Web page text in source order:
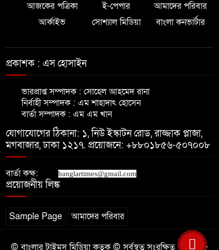
উদ্বোধন অনুষ্ঠিত।
অভিযোগ
প্রচার-প্রচারণা বৃদ্ধির লক্ষে মতবিনিময়
আপনারা বাংলাদেশের পতাকাবাহী
একএকজন এম্বাসেডর মাদারীপুরে-
নৌপ্রতিমন্ত্রী
আজকের পত্রিকা ই-পেপার
আমাদের পরিবার
আর্কাইভ
সোশ্যাল মিডিয়া বাংলা কনভার্টার
প্রকাশক : এস হোসাইন
ভারপ্রাপ্ত সম্পাদক : সোহেল আহমেদ রানা
নির্বাহী সম্পাদক : এম শাহাদাৎ হোসেন
বার্তা সম্পাদক : এম এম খান
যোগাযোগের ঠিকানা: ১, নিউ ইস্কাটন রোড, রাজ্জাক প্লাজা,
মগবাজার, ঢাকা ১২১৭. প্রয়োজনে: +৮৮০১৮৫৬-৫০৭০০৮
বার্তা কক্ষ: banglartimes@gmail.com
প্রয়োজনীয় লিঙ্ক
Sample Page আমাদের পরিবার
© বাংলার টাইমস মিডিয়া কতৃক © সর্বস্বত্ব সংরক্ষিত © ২০২৫